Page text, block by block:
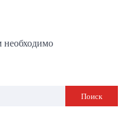
необходимо
Поиск